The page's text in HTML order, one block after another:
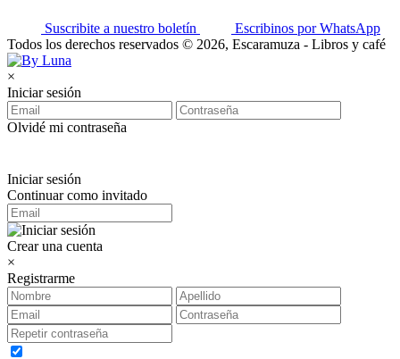
Suscribite a nuestro boletín
Escribinos por WhatsApp
Todos los derechos reservados © 2026, Escaramuza - Libros y café
×
Iniciar sesión
Olvidé mi contraseña
Iniciar sesión
Continuar como invitado
Crear una cuenta
×
Registrarme